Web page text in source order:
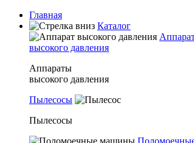
Главная
Каталог
высокого давления
Аппараты
высокого давления
Пылесосы
Пылесосы